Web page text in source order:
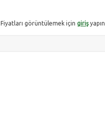
Fiyatları görüntülemek için girişyapın